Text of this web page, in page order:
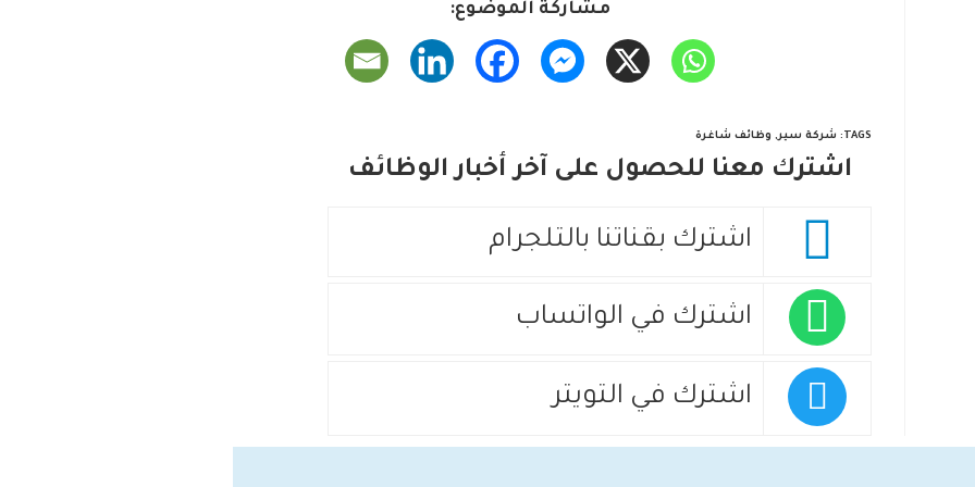
مشاركة الموضوع:
TAGS
: شركة سير, وظائف شاغرة
اشترك معنا للحصول على آخر أخبار الوظائف
اشترك بقناتنا بالتلجرام
اشترك في الواتساب
اشترك في التويتر